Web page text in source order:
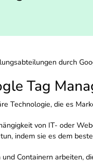
durch
Tag
Technologie, die es
von IT- oder
indem sie es dem
Containern